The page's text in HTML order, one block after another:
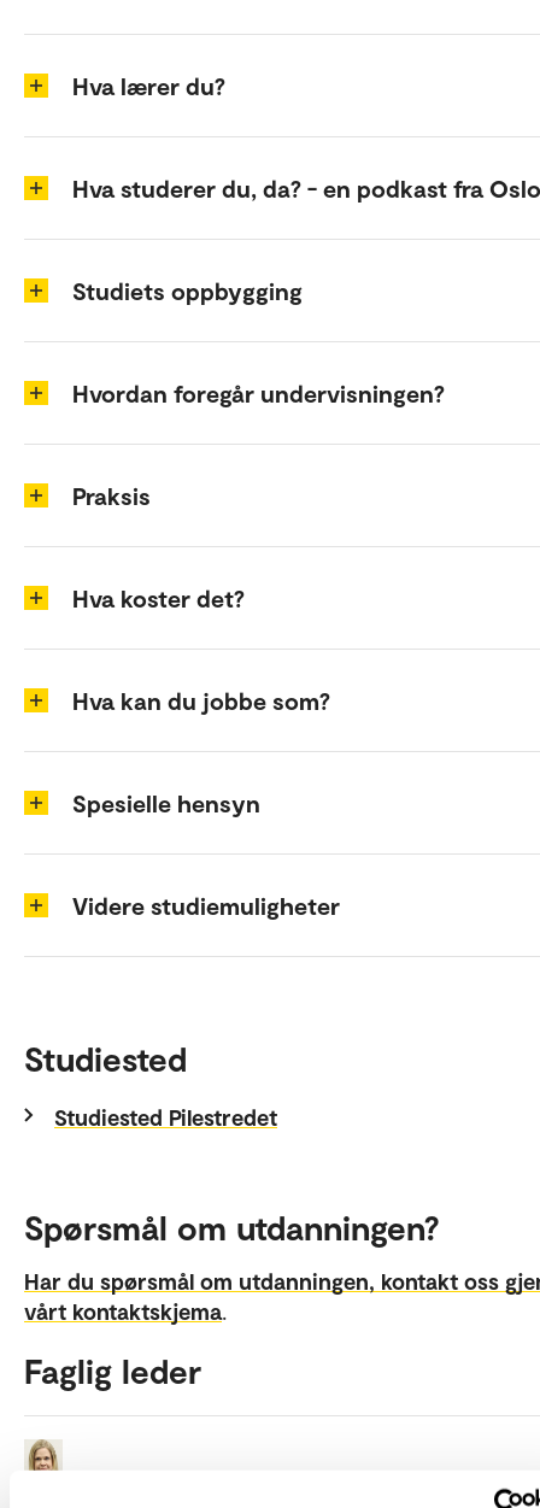
Hva lærer du?
Hva studerer du, da? - en podkast fra
Studiets oppbygging
Hvordan foregår undervisningen?
Praksis
Hva koster det?
Hva kan du jobbe som?
Spesielle hensyn
Videre studiemuligheter
Studiested
Studiested Pilestredet
Spørsmål om utdanningen?
Har du spørsmål om utdanningen, kontakt oss
vårt kontaktskjema.
Faglig leder